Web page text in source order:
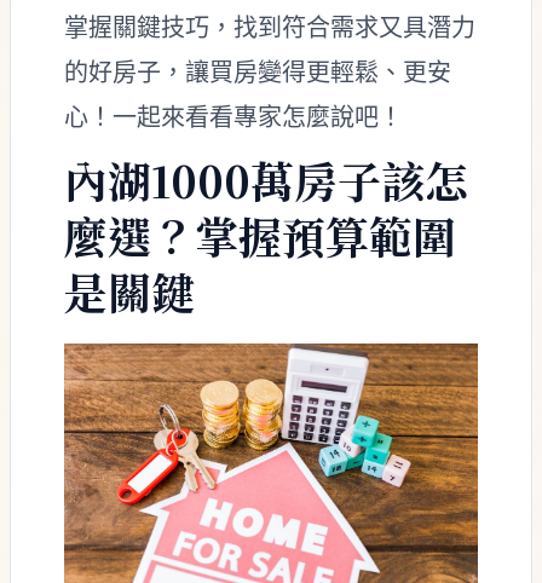
掌握關鍵技巧，找到符合需求又具潛力
的好房子，讓買房變得更輕鬆、更安
心！一起來看看專家怎麼說吧！
內湖1000萬房子該怎
麼選？掌握預算範圍
是關鍵